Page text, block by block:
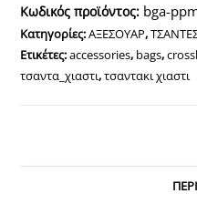
δέρμα
Καφέ
χρώμα
ποσότητα
Κωδικός προϊόντος: bga-
Κατηγορίες:ΑΞΕΣΟΥΑΡ,
Ετικέτες:accessories, bags,
τσαντα_χιαστι,τσαντακι χιαστι